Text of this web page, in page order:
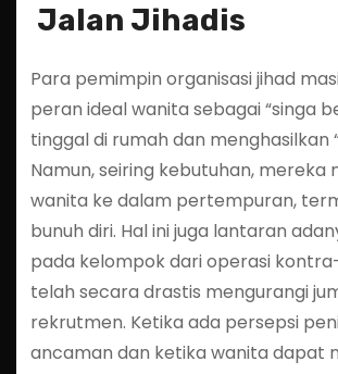
Jalan Jihadis
Para pemimpin organisasi jihad
peran ideal wanita sebagai “singa
tinggal di rumah dan menghasilkan
Namun, seiring kebutuhan, mereka
wanita ke dalam pertempuran,
bunuh diri. Hal ini juga lantaran
pada kelompok dari operasi
telah secara drastis mengurangi
rekrutmen. Ketika ada persepsi
ancaman dan ketika wanita dapat